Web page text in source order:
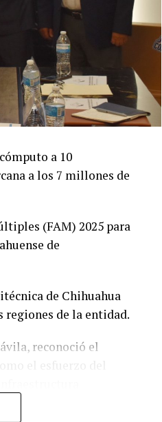
a 10
a los 7 millones de
(FAM) 2025 para
de
de Chihuahua
regiones de la entidad.
reconoció el